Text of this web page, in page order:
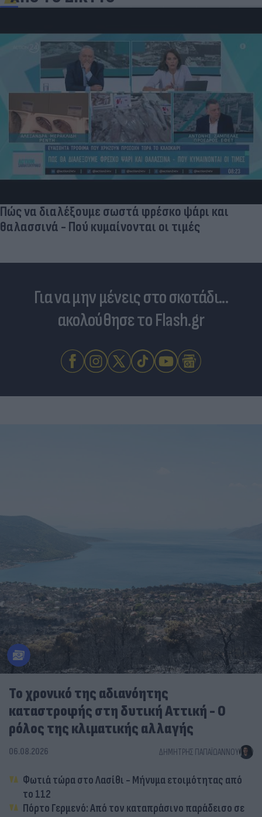
Νέο εμφύτευμα για τον καρκίνο των ωοθηκών
χορηγεί θεραπεία και "κατασκοπεύει" τον όγκο
Για να μην μένεις στο σκοτάδι...
ακολούθησε το Flash.gr
Το χρονικό της αδιανόητης
καταστροφής στη δυτική Αττική - Ο
ρόλος της κλιματικής αλλαγής
06.08.2026 ΔΗΜΉΤΡΗΣ ΠΑΠΑΪΩΆΝΝΟΥ
Φωτιά τώρα στο Λασίθι - Μήνυμα ετοιμότητας από
το 112
Πόρτο Γερμενό: Από τον καταπράσινο παράδεισο σε